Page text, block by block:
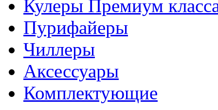
Кулеры Премиум
Пурифайеры
Чиллеры
Аксессуары
Комплектующие